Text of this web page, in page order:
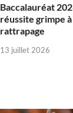
Baccalauréat
réussite grimpe
rattrapage
13 juillet 2026